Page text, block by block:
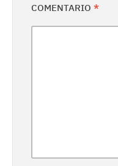
COMENTARIO *